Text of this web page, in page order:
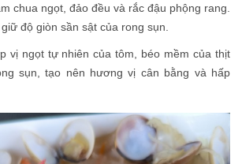
chua ngọt, đảo đều và rắc đậu phộng rang.
độ giòn sần sật của rong sụn.
vị ngọt tự nhiên của tôm, béo mềm của thịt
sụn, tạo nên hương vị cân bằng và hấp